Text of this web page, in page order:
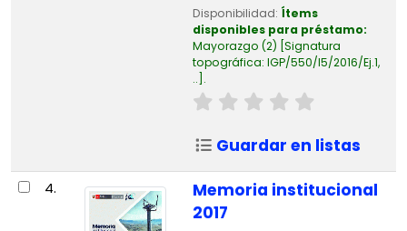
Disponibilidad: Ítems
disponibles para préstamo:
Mayorazgo (2) Signatura
topográfica: IGP/550/I5/2016/Ej.1,
.. .
Guardar en listas
4.
Memoria institucional
2017